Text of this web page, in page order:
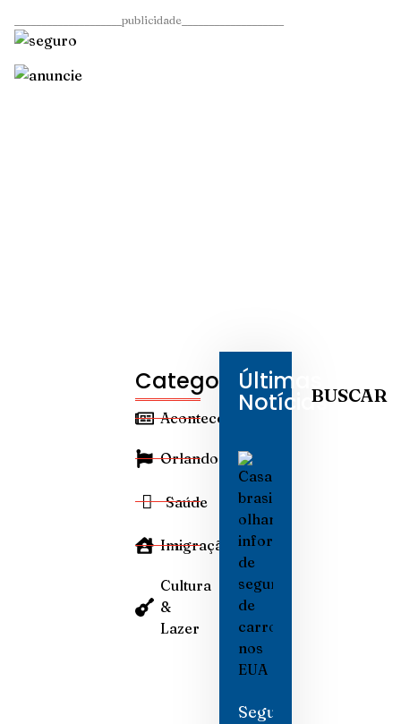
____________________publicidade___________________
Categorias
Aconteceu
Orlando
Saúde
Imigração
Cultura
&
Lazer
Últimas
Notícias
Seguro
BUSCAR